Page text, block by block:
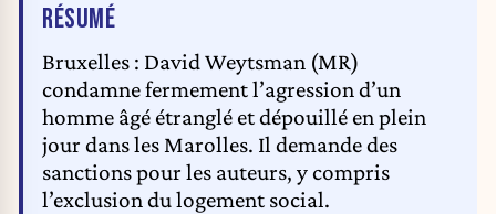
RÉSUMÉDE L'ARTICLE
Bruxelles : David Weytsman (MR)
condamne fermement l’agression d’un
homme âgé étranglé et dépouillé en plein
jour dans les Marolles. Il demande des
sanctions pour les auteurs, y compris
l’exclusion du logement social.